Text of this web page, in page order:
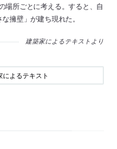
場所ごとに考える。すると、自
擁壁」が建ち現れた。
建築家によるテキストより
によるテキスト